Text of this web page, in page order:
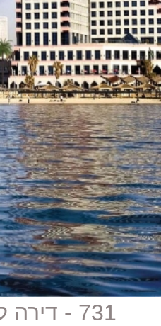
731 - דירה למכירה במגדלי טיילת דוד מול הים בתל אביב